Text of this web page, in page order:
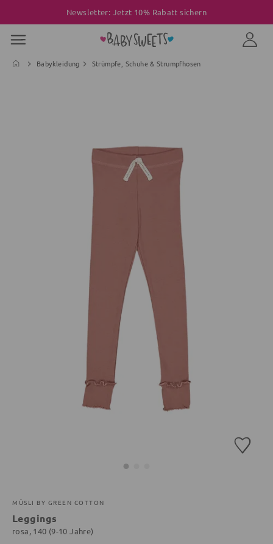
Newsletter: Jetzt 10% Rabatt sichern
Babykleidung Strümpfe, Schuhe & Strumpfhosen
MÜSLI BY GREEN COTTON
Leggings
rosa, 140 (9-10 Jahre)